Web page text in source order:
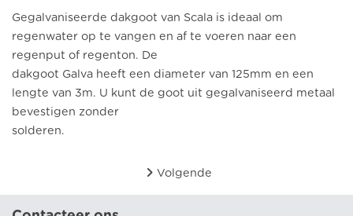
Gegalvaniseerde dakgoot van Scala is ideaal om
regenwater op te vangen en af te voeren naar een
regenput of regenton. De
dakgoot Galva heeft een diameter van 125mm en een
lengte van 3m. U kunt de goot uit gegalvaniseerd metaal
bevestigen zonder
solderen.
Volgende